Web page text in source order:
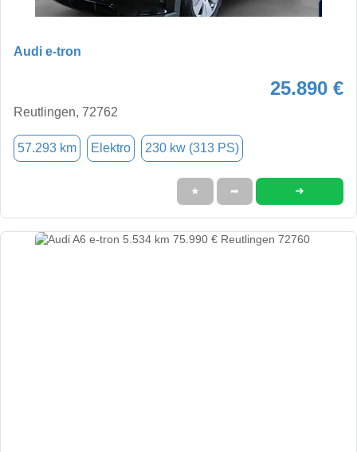
Audi e-tron
25.890 €
Reutlingen, 72762
57.293 km Elektro 230 kw (313 PS)
★ ➦ ➜